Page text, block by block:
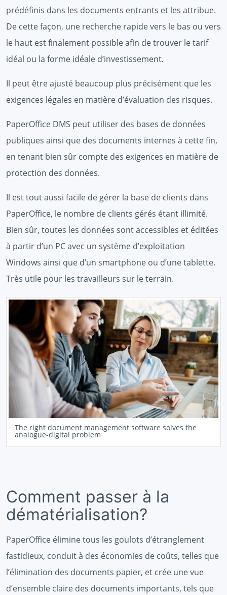
prédéfinis dans les documents entrants et les attribue.
De cette façon, une recherche rapide vers le bas ou vers
le haut est finalement possible afin de trouver le tarif
idéal ou la forme idéale d’investissement.
Il peut être ajusté beaucoup plus précisément que les
exigences légales en matière d’évaluation des risques.
PaperOffice DMS peut utiliser des bases de données
publiques ainsi que des documents internes à cette fin,
en tenant bien sûr compte des exigences en matière de
protection des données.
Il est tout aussi facile de gérer la base de clients dans
PaperOffice, le nombre de clients gérés étant illimité.
Bien sûr, toutes les données sont accessibles et éditées
à partir d’un PC avec un système d’exploitation
Windows ainsi que d’un smartphone ou d’une tablette.
Très utile pour les travailleurs sur le terrain.
The right document management software solves the
analogue-digital problem
Comment passer à la
dématérialisation?
PaperOffice élimine tous les goulots d’étranglement
fastidieux, conduit à des économies de coûts, telles que
l’élimination des documents papier, et crée une vue
d’ensemble claire des documents importants, tels que